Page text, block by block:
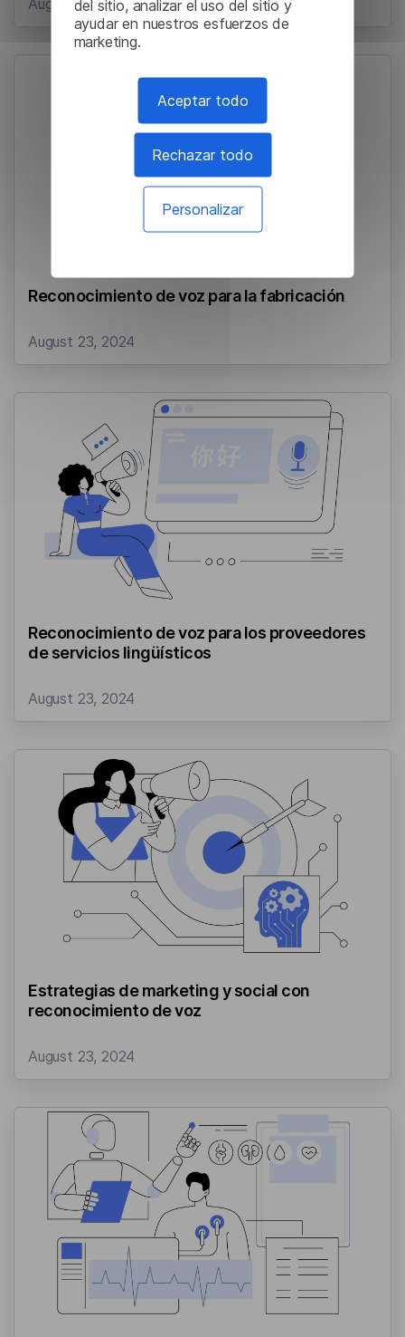
del sitio, analizar el uso del sitio y
ayudar en nuestros esfuerzos de
marketing.
Aceptar todo
Rechazar todo
Personalizar
Reconocimiento de voz para la fabricación
August 23, 2024
Reconocimiento de voz para los proveedores
de servicios lingüísticos
August 23, 2024
Estrategias de marketing y social con
reconocimiento de voz
August 23, 2024